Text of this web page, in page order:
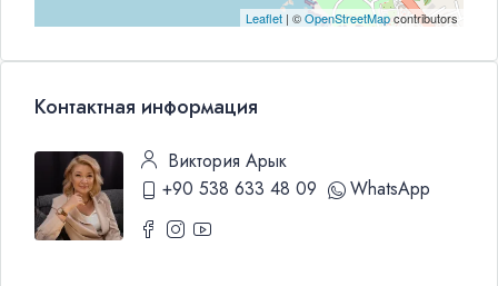
Leaflet | ©OpenStreetMapcontributors
Контактная информация
Виктория Арык
+90 538 633 48 09
WhatsApp